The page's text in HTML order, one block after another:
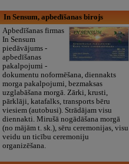
In Sensum, apbedīšanas birojs
Apbedīšanas firmas
In Sensum
piedāvājums -
apbedīšanas
pakalpojumi -
dokumentu noformēšana, diennakts
morga pakalpojumi, bezmaksas
uzglabāšana morgā. Zārki, krusti,
pārklāji, katafalks, transports bēru
viesiem (autobusi). Strādājam visu
diennakti. Mirušā nogādāšana morgā
(no mājām t. sk.), sēru ceremonijas, visu
veidu un ticību ceremoniju
organizēšana.